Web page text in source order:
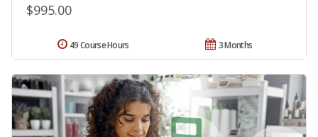
$995.00
3 Months
49 Course Hours